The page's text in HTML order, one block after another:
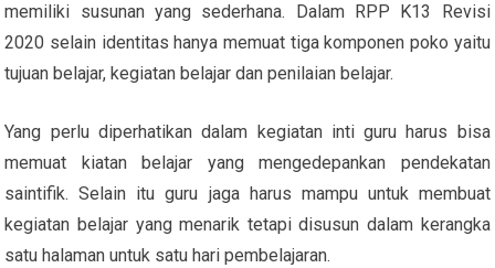
memiliki susunan yang sederhana. Dalam RPP K13 Revisi
2020 selain identitas hanya memuat tiga komponen poko yaitu
tujuan belajar, kegiatan belajar dan penilaian belajar.
Yang perlu diperhatikan dalam kegiatan inti guru harus bisa
memuat kiatan belajar yang mengedepankan pendekatan
saintifik. Selain itu guru jaga harus mampu untuk membuat
kegiatan belajar yang menarik tetapi disusun dalam kerangka
satu halaman untuk satu hari pembelajaran.